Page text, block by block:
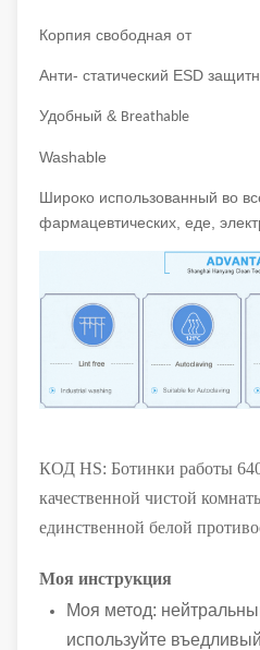
Корпия свободная от
Анти- статический ESD
Удобный & Breathable
Washable
Широко использованный во
фармацевтических, еде,
КОД HS: Ботинки работы
качественной чистой
единственной белой
Моя инструкция
Моя метод:
используйте